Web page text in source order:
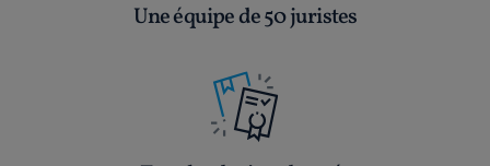
Une équipe de 50 juristes